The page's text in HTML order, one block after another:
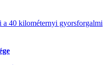
a 40 kilométernyi gyorsforgalmi